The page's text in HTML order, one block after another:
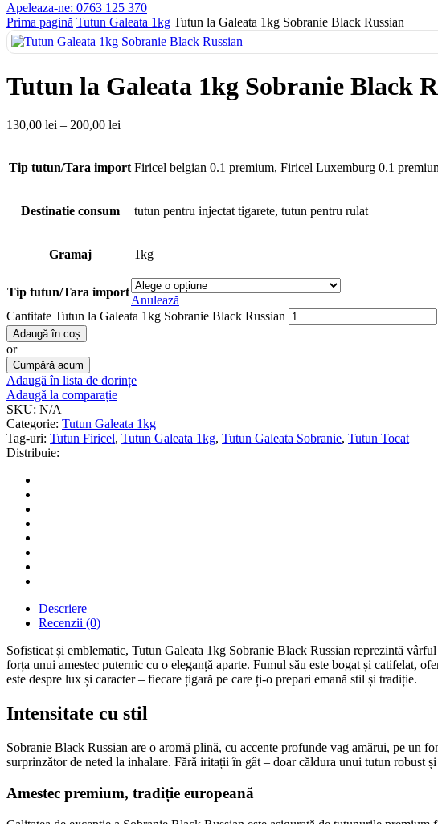
Apeleaza-ne: 0763 125 370
Prima pagină Tutun Galeata 1kg Tutun la Galeata 1kg Sobranie Black Russian
Tutun la Galeata 1kg Sobranie Black
130,00 lei – 200,00 lei
Tip tutun/Tara import Firicel belgian 0.1 premium, Firicel Luxemburg 0.1
Destinatie consum tutun pentru injectat tigarete, tutun pentru rulat
Gramaj 1kg
Tip tutun/Tara import
Anulează
Cantitate Tutun la Galeata 1kg Sobranie Black Russian
Adaugă în coș
or
Cumpără acum
Adaugă în lista de dorințe
Adaugă la comparație
SKU: N/A
Categorie: Tutun Galeata 1kg
Tag-uri: Tutun Firicel, Tutun Galeata 1kg, Tutun Galeata Sobranie, Tutun Tocat
Distribuie:
Descriere
Recenzii (0)
Sofisticat și emblematic, Tutun Galeata 1kg Sobranie Black Russian reprezintă
forța unui amestec puternic cu o eleganță aparte. Fumul său este bogat și catifelat,
este despre lux și caracter – fiecare țigară pe care ți-o prepari emană stil și tradiție.
Intensitate cu stil
Sobranie Black Russian are o aromă plină, cu accente profunde vag amărui, pe un
surprinzător de neted la inhalare. Fără iritații în gât – doar căldura unui tutun robust
Amestec premium, tradiție europeană